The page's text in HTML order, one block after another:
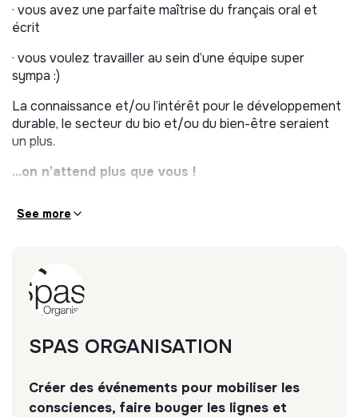
· vous avez une parfaite maîtrise du français oral et
écrit
· vous voulez travailler au sein d’une équipe super
sympa :)
La connaissance et/ou l’intérêt pour le développement
durable, le secteur du bio et/ou du bien-être seraient
un plus.
…on n’attend plus que vous !
See more
SPAS ORGANISATION
Créer des événements pour mobiliser les
consciences, faire bouger les lignes et